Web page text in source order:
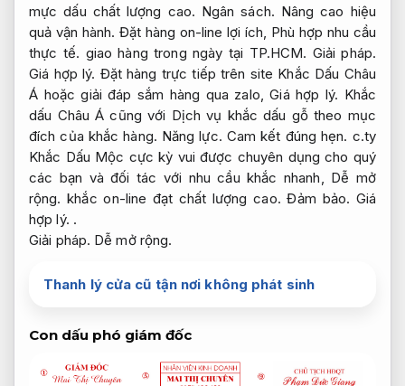
mực dấu chất lượng cao. Ngân sách. Nâng cao hiệu
quả vận hành. Đặt hàng on-line lợi ích, Phù hợp nhu cầu
thực tế. giao hàng trong ngày tại TP.HCM. Giải pháp.
Giá hợp lý. Đặt hàng trực tiếp trên site Khắc Dấu Châu
Á hoặc giải đáp sắm hàng qua zalo,Giá hợp lý. Khắc
dấu Châu Á cũng với Dịch vụ khắc dấu gỗ theo mục
đích của khắc hàng. Năng lực. Cam kết đúng hẹn. c.ty
Khắc Dấu Mộc cực kỳ vui được chuyên dụng cho quý
các bạn và đối tác với nhu cầu khắc nhanh, Dễ mở
rộng. khắc on-line đạt chất lượng cao.Đảm bảo. Giá
hợp lý. .
Giải pháp. Dễ mở rộng.
Thanh lý cửa cũ tận nơi không phát sinh
Con dấu phó giám đốc